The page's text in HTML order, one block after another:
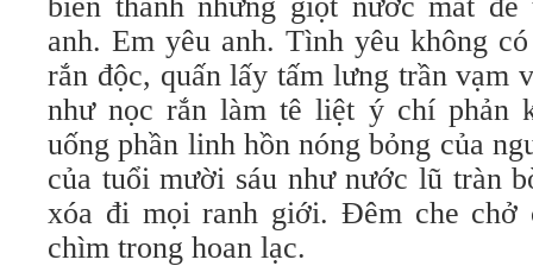
anh. Em yêu anh. Tình yêu không
rắn độc, quấn lấy tấm lưng trần vạm
như nọc rắn làm tê liệt ý chí phản
uống phần linh hồn nóng bỏng của
của tuổi mười sáu như nước lũ tràn
xóa đi mọi ranh giới. Đêm che chở
chìm trong hoan lạc.